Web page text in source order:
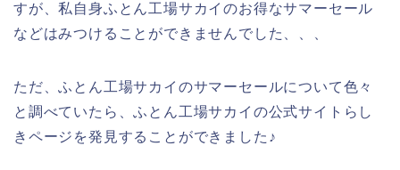
すが、私自身ふとん工場サカイのお得なサマーセール
などはみつけることができませんでした、、、
ただ、ふとん工場サカイのサマーセールについて色々
と調べていたら、ふとん工場サカイの公式サイトらし
きページを発見することができました♪